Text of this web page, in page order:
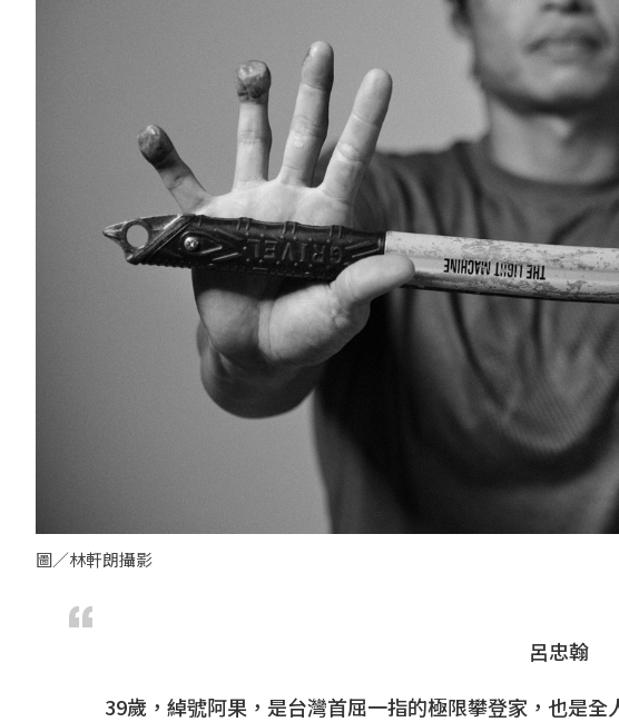
圖／林軒朗攝影
呂忠翰
39歲，綽號阿果，是台灣首屈一指的極限攀登家，也是